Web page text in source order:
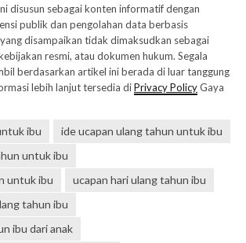
disusun sebagai konten informatif dengan
publik dan pengolahan data berbasis
disampaikan tidak dimaksudkan sebagai
resmi, atau dokumen hukum. Segala
berdasarkan artikel ini berada di luar tanggung
lebih lanjut tersedia diPrivacy PolicyGaya
ibu
ide ucapan ulang tahun untuk ibu
untuk ibu
untuk ibu
ucapan hari ulang tahun ibu
tahun ibu
ibu dari anak